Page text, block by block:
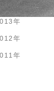
年
年
年
年